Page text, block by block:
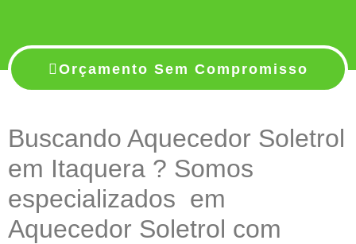
Orçamento Sem Compromisso
Buscando Aquecedor Soletrol
em Itaquera ? Somos
especializados em
Aquecedor Soletrol com